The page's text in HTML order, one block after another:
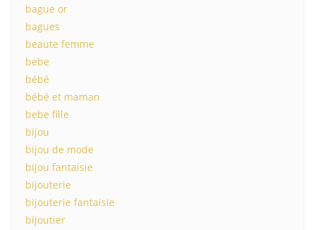
bague or
bagues
beaute femme
bebe
bébé
bébé et maman
bebe fille
bijou
bijou de mode
bijou fantaisie
bijouterie
bijouterie fantaisie
bijoutier